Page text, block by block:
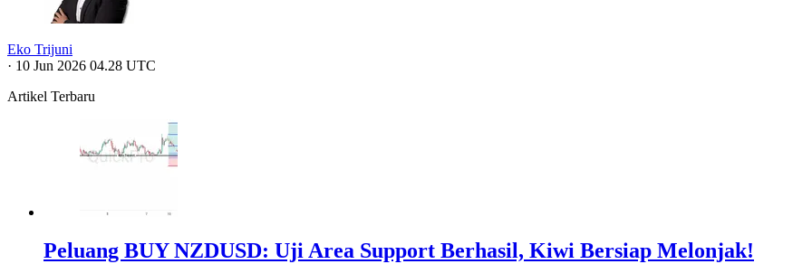
Eko Trijuni
· 10 Jun 2026 04.28 UTC
Artikel Terbaru
Peluang BUY NZDUSD: Uji Area Support Berhasil, Kiwi Bersiap Melonjak!